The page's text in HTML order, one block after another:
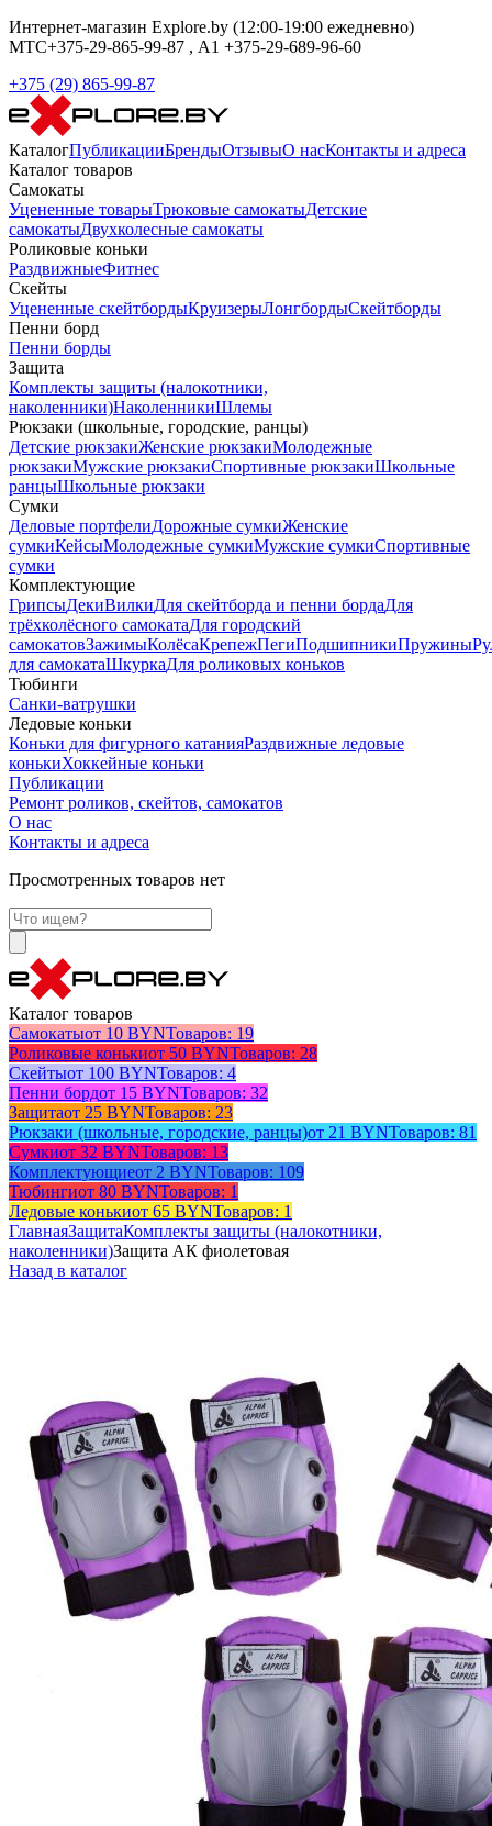
Интернет-магазин Explore.by (12:00-19:00 ежедневно)
МТС+375-29-865-99-87 , А1 +375-29-689-96-60
+375 (29) 865-99-87
КаталогПубликацииБрендыОтзывыО насКонтакты и адреса
Каталог товаров
Самокаты
Уцененные товарыТрюковые самокатыДетские
самокатыДвухколесные самокаты
Роликовые коньки
РаздвижныеФитнес
Скейты
Уцененные скейтбордыКруизерыЛонгбордыСкейтборды
Пенни борд
Пенни борды
Защита
Комплекты защиты (налокотники,
наколенники)НаколенникиШлемы
Рюкзаки (школьные, городские, ранцы)
Детские рюкзакиЖенские рюкзакиМолодежные
рюкзакиМужские рюкзакиСпортивные рюкзакиШкольные
ранцыШкольные рюкзаки
Сумки
Деловые портфелиДорожные сумкиЖенские
сумкиКейсыМолодежные сумкиМужские сумкиСпортивные
сумки
Комплектующие
ГрипсыДекиВилкиДля скейтборда и пенни бордаДля
трёхколёсного самокатаДля городский
самокатовЗажимыКолёсаКрепежПегиПодшипникиПружины
для самокатаШкуркаДля роликовых коньков
Тюбинги
Санки-ватрушки
Ледовые коньки
Коньки для фигурного катанияРаздвижные ледовые
конькиХоккейные коньки
Публикации
Ремонт роликов, скейтов, самокатов
О нас
Контакты и адреса
Просмотренных товаров нет
Каталог товаров
Самокатыот 10 BYNТоваров: 19
Роликовые конькиот 50 BYNТоваров: 28
Скейтыот 100 BYNТоваров: 4
Пенни бордот 15 BYNТоваров: 32
Защитаот 25 BYNТоваров: 23
Рюкзаки (школьные, городские, ранцы)от 21 BYNТоваров: 81
Сумкиот 32 BYNТоваров: 13
Комплектующиеот 2 BYNТоваров: 109
Тюбингиот 80 BYNТоваров: 1
Ледовые конькиот 65 BYNТоваров: 1
ГлавнаяЗащитаКомплекты защиты (налокотники,
наколенники)Защита АК фиолетовая
Назад в каталог